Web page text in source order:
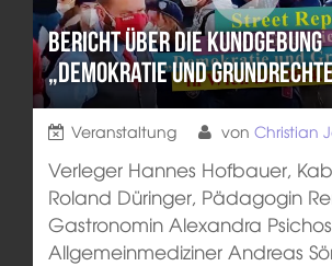
Bericht über die Kundgebung
„Demokratie und
Veranstaltung von Christian
Verleger Hannes Hofbauer,
Roland Düringer, Pädagogin
Gastronomin Alexandra
Allgemeinmediziner Andreas